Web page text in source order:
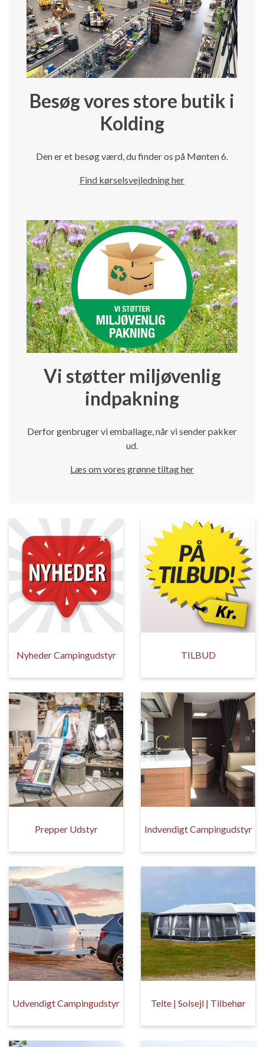
Besøg vores store butik i
Kolding
Den er et besøg værd, du finder os på Mønten 6.
Find kørselsvejledning her
Vi støtter miljøvenlig
indpakning
Derfor genbruger vi emballage, når vi sender pakker
ud.
Læs om vores grønne tiltag her
Nyheder Campingudstyr TILBUD
Prepper Udstyr Indvendigt Campingudstyr
Udvendigt Campingudstyr Telte | Solsejl | Tilbehør